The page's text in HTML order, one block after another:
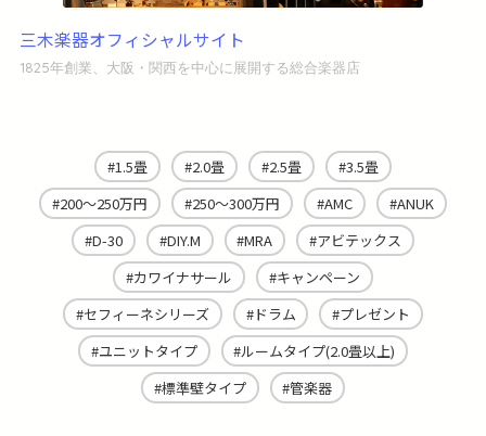
三木楽器オフィシャルサイト
1825年創業、大阪・関西を中心に展開する総合楽器店
1.5畳 2.0畳 2.5畳
3.5畳
200～250万円
250～300万円 AMC
ANUK
D-30
DIY.M MRA
アビテックス
カワイナサール
キャンペーン
セフィーネシリーズ
ドラム
プレゼント
ユニットタイプ
ルームタイプ(2.0畳以上)
標準壁タイプ
管楽器